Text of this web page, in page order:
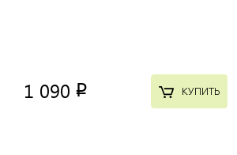
1 090 p КУПИТЬ